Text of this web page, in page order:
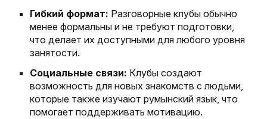
Гибкий формат: Разговорные клубы обычно
менее формальны и не требуют подготовки,
что делает их доступными для любого уровня
занятости.
Социальные связи: Клубы создают
возможность для новых знакомств с людьми,
которые также изучают румынский язык, что
помогает поддерживать мотивацию.